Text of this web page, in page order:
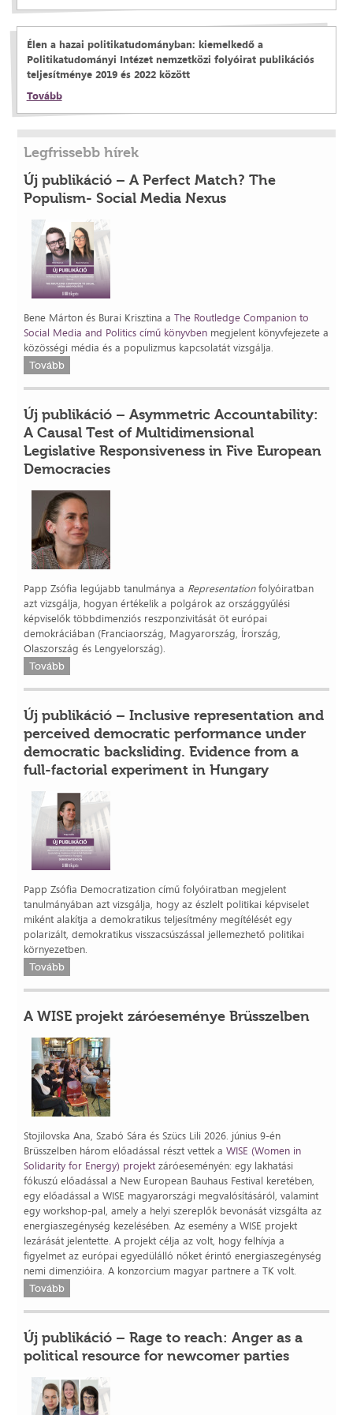
Élen a hazai politikatudományban: kiemelkedő a
Politikatudományi Intézet nemzetközi folyóirat publikációs
teljesítménye 2019 és 2022 között
Tovább
Legfrissebb hírek
Új publikáció – A Perfect Match? The
Populism- Social Media Nexus
Bene Márton és Burai Krisztina aThe Routledge Companion to
Social Media and Politics című könyvben megjelent könyvfejezete a
közösségi média és a populizmus kapcsolatát vizsgálja.
Tovább
Új publikáció – Asymmetric Accountability:
A Causal Test of Multidimensional
Legislative Responsiveness in Five European
Democracies
Papp Zsófia legújabb tanulmánya a Representationfolyóiratban
azt vizsgálja, hogyan értékelik a polgárok az országgyűlési
képviselők többdimenziós reszponzivitását öt európai
demokráciában (Franciaország, Magyarország, Írország,
Olaszország és Lengyelország).
Tovább
Új publikáció – Inclusive representation and
perceived democratic performance under
democratic backsliding. Evidence from a
full-factorial experiment in Hungary
Papp Zsófia Democratization című folyóiratban megjelent
tanulmányában azt vizsgálja, hogy az észlelt politikai képviselet
miként alakítja a demokratikus teljesítmény megítélését egy
polarizált, demokratikus visszacsúszással jellemezhető politikai
környezetben.
Tovább
A WISE projekt záróeseménye Brüsszelben
Stojilovska Ana, Szabó Sára és Szücs Lili 2026. június 9-én
Brüsszelben három előadással részt vettek aWISE (Women in
Solidarity for Energy) projekt záróeseményén: egy lakhatási
fókuszú előadással a New European Bauhaus Festival keretében,
egy előadással a WISE magyarországi megvalósításáról, valamint
egy workshop-pal, amely a helyi szereplők bevonását vizsgálta az
energiaszegénység kezelésében. Az esemény a WISE projekt
lezárását jelentette. A projekt célja az volt, hogy felhívja a
figyelmet az európai egyedülálló nőket érintő energiaszegénység
nemi dimenzióira. A konzorcium magyar partnere a TK volt.
Tovább
Új publikáció – Rage to reach: Anger as a
political resource for newcomer parties